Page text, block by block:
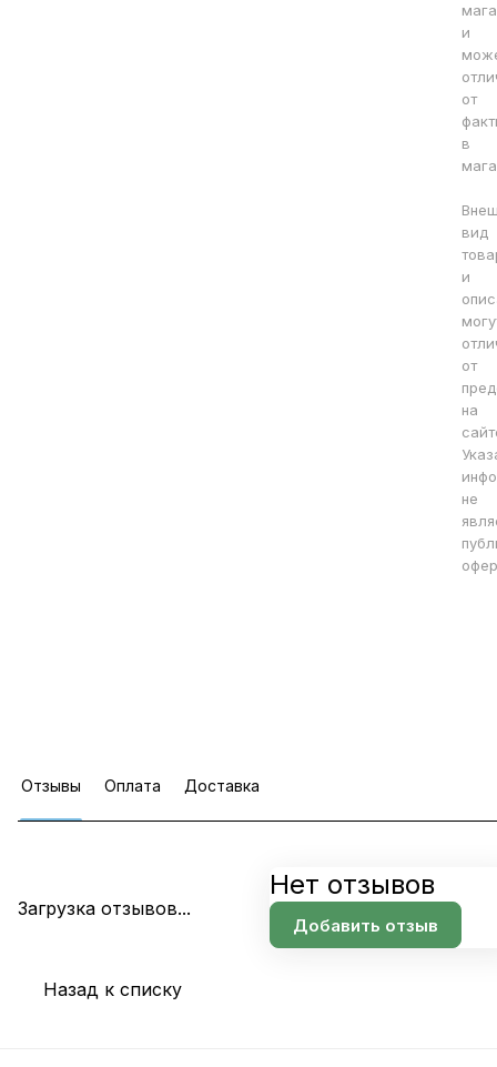
и
от
в
вид
и
от
на
не
Отзывы Оплата Доставка
Загрузка отзывов...
Нет отзывов
Добавить отзыв
Назад к списку